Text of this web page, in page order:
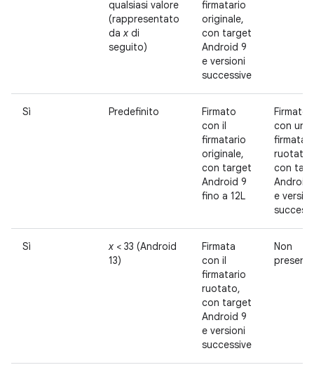
qualsiasi valore
(rappresentato
dax di
seguito)
firmatario
originale,
con target
Android 9
e versioni
successive
Sì Predefinito
Firmato
con il
firmatario
originale,
con target
Android 9
fino a 12L
Firmato
con un
ruotato,
con
Android
e
Sì x < 33 (Android
13)
Firmata
con il
firmatario
ruotato,
con target
Android 9
e versioni
successive
Non